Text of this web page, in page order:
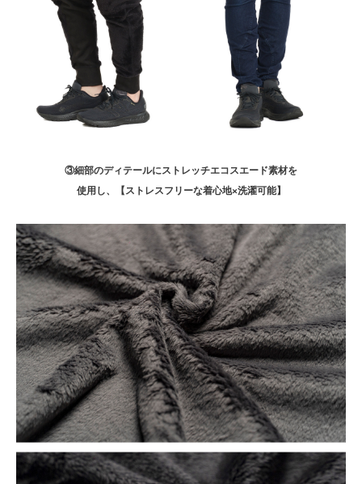
③細部のディテールにストレッチエコスエード素材を
使用し、【ストレスフリーな着心地×洗濯可能】